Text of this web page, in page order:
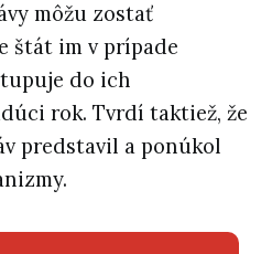
môžu zostať
štát im v prípade
do ich
rok. Tvrdí taktiež, že
predstavil a ponúkol